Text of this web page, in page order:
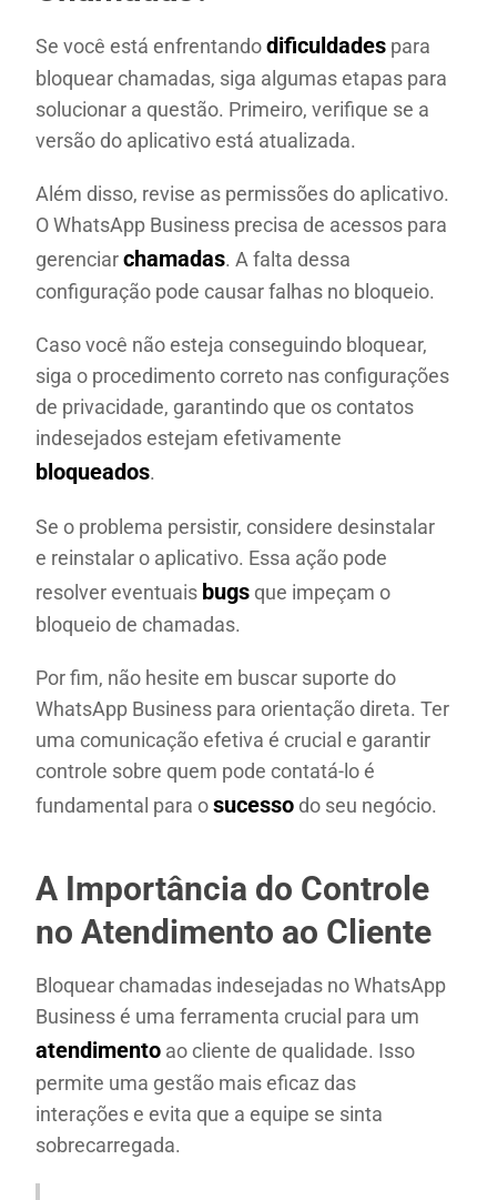
Se você está enfrentandodificuldades para
bloquear chamadas, siga algumas etapas para
solucionar a questão. Primeiro, verifique se a
versão do aplicativo está atualizada.
Além disso, revise as permissões do aplicativo.
O WhatsApp Business precisa de acessos para
gerenciarchamadas. A falta dessa
configuração pode causar falhas no bloqueio.
Caso você não esteja conseguindo bloquear,
siga o procedimento correto nas configurações
de privacidade, garantindo que os contatos
indesejados estejam efetivamente
bloqueados.
Se o problema persistir, considere desinstalar
e reinstalar o aplicativo. Essa ação pode
resolver eventuais bugs que impeçam o
bloqueio de chamadas.
Por fim, não hesite em buscar suporte do
WhatsApp Business para orientação direta. Ter
uma comunicação efetiva é crucial e garantir
controle sobre quem pode contatá-lo é
fundamental para osucesso do seu negócio.
A Importância do Controle
no Atendimento ao Cliente
Bloquear chamadas indesejadas no WhatsApp
Business é uma ferramenta crucial para um
atendimento ao cliente de qualidade. Isso
permite uma gestão mais eficaz das
interações e evita que a equipe se sinta
sobrecarregada.